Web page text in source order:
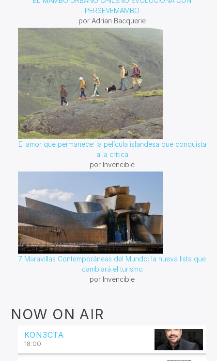
PERSEVEMAMBO
por Adrian Bacquerie
El amor que permanece: la película islandesa que conquista
a la crítica
por Invencible
7 Maravillas Contemporáneas del Mundo: la nueva lista que
cambiará el turismo
por Invencible
NOW ON AIR
KON3CTA
18:00